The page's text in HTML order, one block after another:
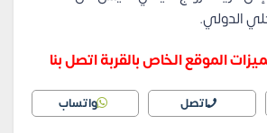
الدولي.
الموقع الخاص بالقربة اتصل بنا
اتصل واتساب